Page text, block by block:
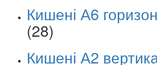
Кишені А6
(28)
Кишені А2